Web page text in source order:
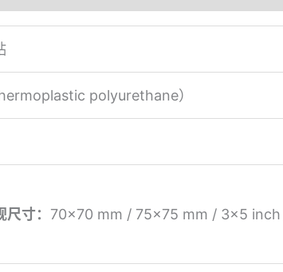
polyurethane）
寸： 70×70 mm / 75×75 mm / 3×5